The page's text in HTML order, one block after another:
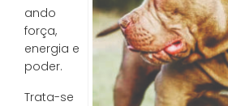
ando
força,
energia e
poder.
Trata-se